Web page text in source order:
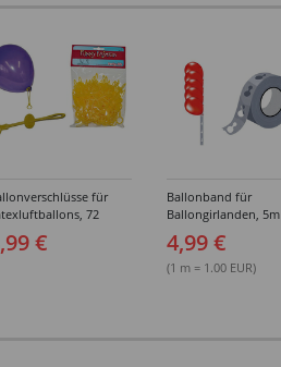
für
72
€
Ballonband für
Ballongirlanden, 5m
Deko-Band aus PVC
4,99 €
(1 m = 1.00 EUR)